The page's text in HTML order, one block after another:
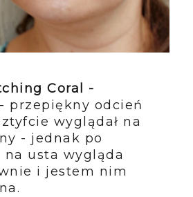
Coral -
przepiękny odcień
wyglądał na
- jednak po
na usta wygląda
i jestem nim